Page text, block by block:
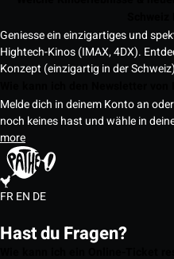
Geniesse ein einzigartiges und
Hightech-Kinos (IMAX, 4DX).
Konzept (einzigartig in der
Melde dich in deinem Konto an
noch keines hast und wähle in
more
FREN DE
Hast du Fragen?